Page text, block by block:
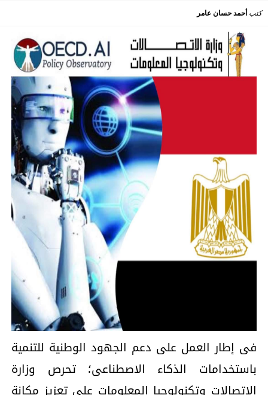
كتبأحمد حسان عامر
فى إطار العمل على دعم الجهود الوطنية للتنمية
باستخدامات الذكاء الاصطناعى؛ تحرص وزارة